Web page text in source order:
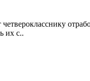
их с..